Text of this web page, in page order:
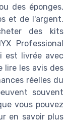
des éponges,
et de l'argent.
des kits
Professional
est livrée avec
lire les avis des
réelles du
souvent
vous pouvez
en savoir plus